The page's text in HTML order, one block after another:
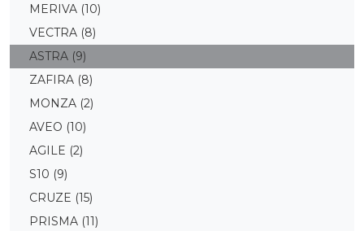
MERIVA (10)
VECTRA (8)
ASTRA (9)
ZAFIRA (8)
MONZA (2)
AVEO (10)
AGILE (2)
S10 (9)
CRUZE (15)
PRISMA (11)